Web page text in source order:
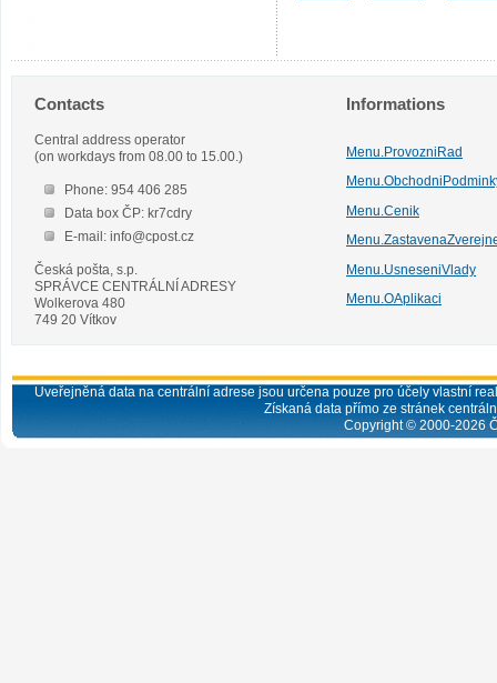
Contacts
Central address operator
(on workdays from 08.00 to 15.00.)
Phone: 954 406 285
Data box ČP: kr7cdry
E-mail: info@cpost.cz
Česká pošta, s.p.
SPRÁVCE CENTRÁLNÍ ADRESY
Wolkerova 480
749 20 Vítkov
Informations
Menu.ProvozniRad
Menu.Cenik
Menu.UsneseniVlady
Menu.OAplikaci
Uveřejněná data na centrální adrese jsou určena pouze pro účely vlastní
Získaná data přímo ze stránek
Copyright © 2000-2026